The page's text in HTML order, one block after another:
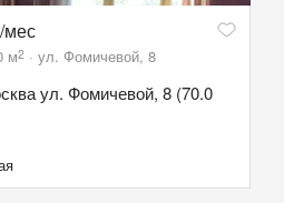
/мес
м2 ул. Фомичевой, 8
ул. Фомичевой, 8 (70.0